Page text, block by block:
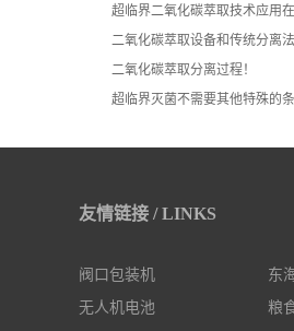
超临界二氧化碳萃取技术应用
二氧化碳萃取设备和传统分离
二氧化碳萃取分离过程！
超临界灭菌不需要其他特殊的
友情链接 / LINKS
阀口包装机
东
无人机电池
粮